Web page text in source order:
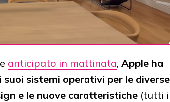
anticipato in mattinata, Apple ha
sistemi operativi per le diverse
e le nuove caratteristiche (tutti i